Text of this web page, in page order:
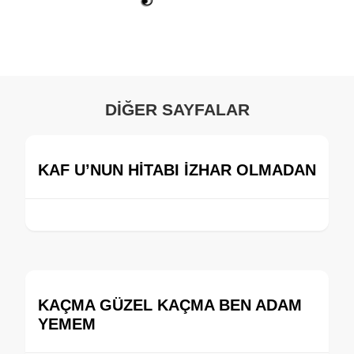
DİĞER SAYFALAR
KAF U’NUN HİTABI İZHAR OLMADAN
KAÇMA GÜZEL KAÇMA BEN ADAM
YEMEM